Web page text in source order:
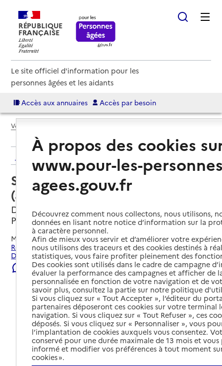
RÉPUBLIQUE
FRANÇAISE
Le site officiel d'information pour les
personnes âgées et les aidants
Accès aux annuaires Accès par besoin
Voir le fil d’Ariane
Retour aux résultats de l'annuaire
Service autonomie à domicile
(aide) – Domino Services 04
Digne-les-Bains, ALPES-DE-HAUTE-
PROVENCE
Mis à jour le23/07/2026
Rechercher les établissements et services autour de
Digne-les-Bains.
Signaler une erreur
À propos des cookies
www.pour-les-
agees.gouv.fr
Découvrez comment nous collectons, nous utilisons,
données en lisant notre notice d’information sur la
à caractère personnel.
Afin de mieux vous servir et d’améliorer votre
nous utilisons des traceurs et des cookies destinés à
statistiques, vous faire profiter pleinement des
Des cookies sont utilisés dans le cadre de campagne
évaluer la performance des campagnes et afficher de
personnalisée en fonction de votre navigation et de
savoir plus, consultez la partie sur notre politique
Si vous cliquez sur « Tout Accepter », l’éditeur du
partenaires déposeront ces cookies sur votre terminal
navigation. Si vous cliquez sur « Tout Refuser », ces
déposés. Si vous cliquez sur « Personnaliser », vous
l’implantation de cookies auxquels vous consentez.
conservé pour une durée maximale de 13 mois et
informé et modifier vos préférences à tout moment
cookies ».